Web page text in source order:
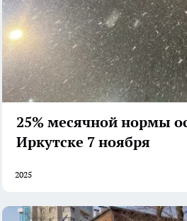
25% месячной нормы
Иркутске 7 ноября
2025